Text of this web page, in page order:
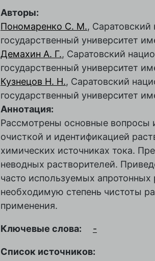
Авторы:
Пономаренко С. М.,
государственный университет
Демахин А. Г., Саратовский
государственный университет
Кузнецов Н. Н., Саратовский
государственный университет
Аннотация:
Рассмотрены основные вопросы
очисткой и идентификацией
химических источниках тока.
неводных растворителей.
часто используемых
необходимую степень чистоты
применения.
Ключевые слова: -
Список источников: